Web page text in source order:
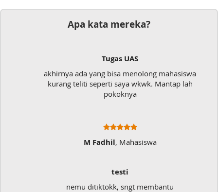
Apa kata mereka?
Tugas UAS
akhirnya ada yang bisa menolong mahasiswa
kurang teliti seperti saya wkwk. Mantap lah
pokoknya
M Fadhil, Mahasiswa
testi
nemu ditiktokk, sngt membantu